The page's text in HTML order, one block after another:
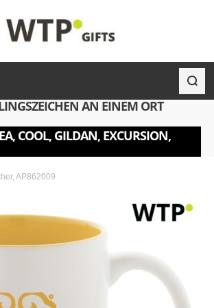
AN EINEM ORT
COOL, GILDAN, EXCURSION,
AP862009